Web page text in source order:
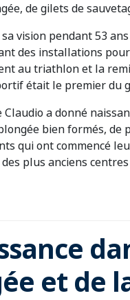
de gilets de
vision pendant 53
des installations
au triathlon et la
était le premier du
a donné
bien formés, de
qui ont commencé
plus anciens
et de